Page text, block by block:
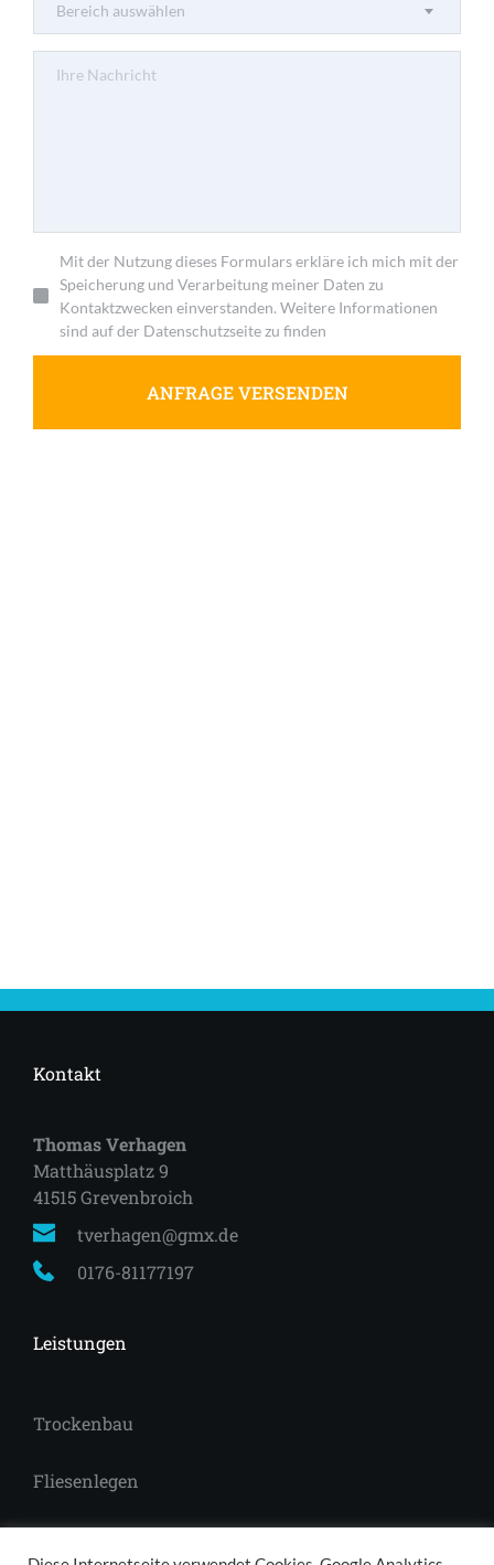
Bereich auswählen
Mit der Nutzung dieses Formulars erkläre ich mich mit der
Speicherung und Verarbeitung meiner Daten zu
Kontaktzwecken einverstanden. Weitere Informationen
sind auf der Datenschutzseite zu finden
ANFRAGE VERSENDEN
Kontakt
Thomas Verhagen
Matthäusplatz 9
41515 Grevenbroich
tverhagen@gmx.de
0176-81177197
Leistungen
Trockenbau
Fliesenlegen